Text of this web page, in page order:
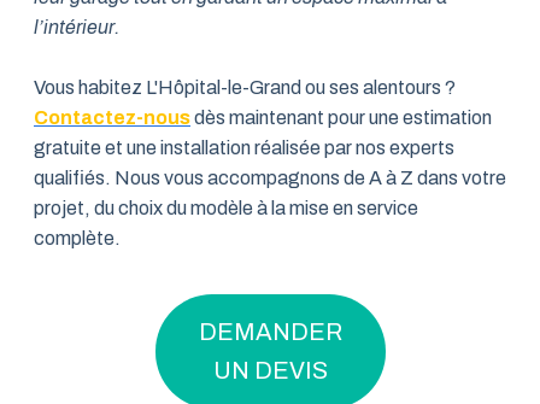
l’intérieur.
Vous habitez L'Hôpital-le-Grand ou ses alentours ?
Contactez-nousdès maintenant pour une estimation
gratuite et une installation réalisée par nos experts
qualifiés. Nous vous accompagnons de A à Z dans votre
projet, du choix du modèle à la mise en service
complète.
DEMANDER
UN DEVIS